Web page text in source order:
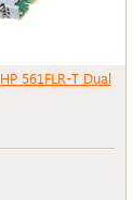
561FLR-T Dual